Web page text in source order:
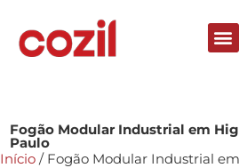
Fogão Modular Industrial em
Paulo
Início / Fogão Modular Industrial